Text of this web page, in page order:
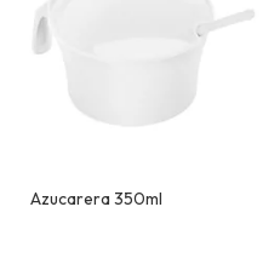
Azucarera 350ml